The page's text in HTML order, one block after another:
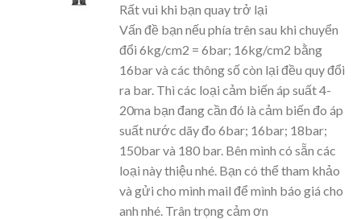
Rất vui khi bạn quay trở lại
Vấn đề bạn nếu phía trên sau khi chuyển
đổi 6kg/cm2 = 6bar; 16kg/cm2 bằng
16bar và các thông số còn lại đều quy đổi
ra bar. Thì các loại cảm biến áp suất 4-
20ma bạn đang cần đó là cảm biến đo áp
suất nước dãy đo 6bar; 16bar; 18bar;
150bar và 180 bar. Bên mình có sẵn các
loại này thiệu nhé. Bạn có thể tham khảo
và gửi cho mình mail để mình báo giá cho
anh nhé. Trân trọng cảm ơn